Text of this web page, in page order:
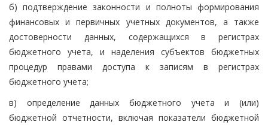
б) подтверждение законности и полноты формирования
финансовых и первичных учетных документов, а также
достоверности данных, содержащихся в регистрах
бюджетного учета, и наделения субъектов бюджетных
процедур правами доступа к записям в регистрах
бюджетного учета;
в) определение данных бюджетного учета и (или)
бюджетной отчетности, включая показатели бюджетной